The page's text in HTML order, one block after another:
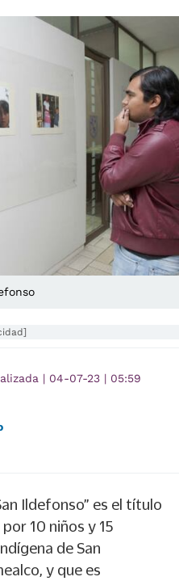
| 04-07-23 | 05:59
Ildefonso” es el título
10 niños y 15
de San
y que es